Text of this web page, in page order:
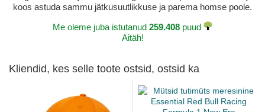
koos astuda sammu jätkusuutlikkuse ja parema homse poole.
Me oleme juba istutanud 259.408 puud
Aitäh!
Kliendid, kes selle toote ostsid, ostsid ka